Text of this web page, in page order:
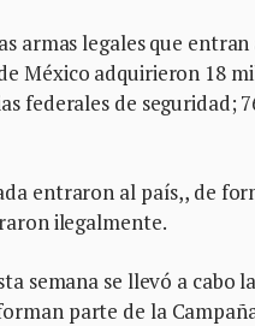
armas legales que
México adquirieron 18
federales de seguridad;
entraron al país,, de
ilegalmente.
semana se llevó a cabo
parte de la